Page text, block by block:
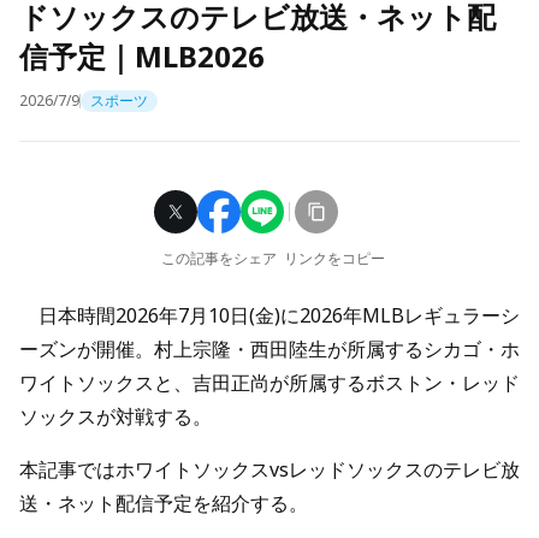
ドソックスのテレビ放送・ネット配
信予定｜MLB2026
2026/7/9 スポーツ
この記事をシェア リンクをコピー
日本時間2026年7月10日(金)に2026年MLBレギュラーシ
ーズンが開催。村上宗隆・西田陸生が所属するシカゴ・ホ
ワイトソックスと、吉田正尚が所属するボストン・レッド
ソックスが対戦する。
本記事ではホワイトソックスvsレッドソックスのテレビ放
送・ネット配信予定を紹介する。